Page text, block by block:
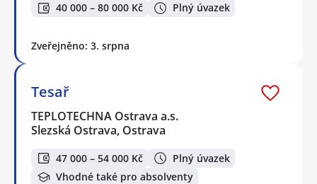
40 000 – 80 000 Kč Plný úvazek
Zveřejněno: 3. srpna
Tesař
TEPLOTECHNA Ostrava a.s.
Slezská Ostrava, Ostrava
47 000 – 54 000 Kč
Plný úvazek
Vhodné také pro absolventy